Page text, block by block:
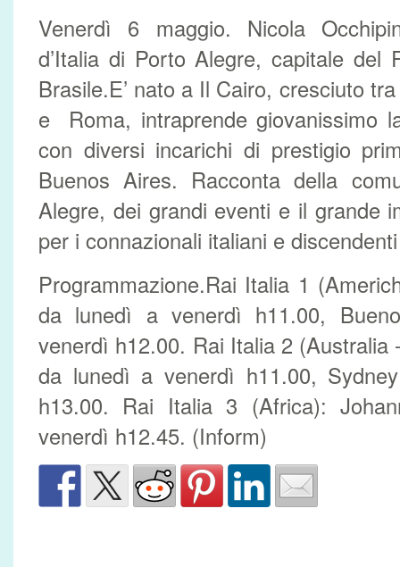
Venerdì 6 maggio. Nicola
d’Italia di Porto Alegre, capitale del
Brasile.E’ nato a Il Cairo, cresciuto
e Roma, intraprende giovanissimo
con diversi incarichi di prestigio
Buenos Aires. Racconta della
Alegre, dei grandi eventi e il grande
per i connazionali italiani e
Programmazione.Rai Italia 1
da lunedì a venerdì h11.00,
venerdì h12.00. Rai Italia 2 (Australia
da lunedì a venerdì h11.00,
h13.00. Rai Italia 3 (Africa):
venerdì h12.45. (Inform)